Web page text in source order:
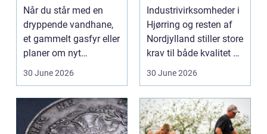
Når du står med en
dryppende vandhane,
et gammelt gasfyr eller
planer om nyt
badeværelse, bliver
30 June 2026
industri og erhverv
Industrivirksomheder i
Hjørring og resten af
Nordjylland stiller store
krav til både kvalitet og
hol...
30 June 2026